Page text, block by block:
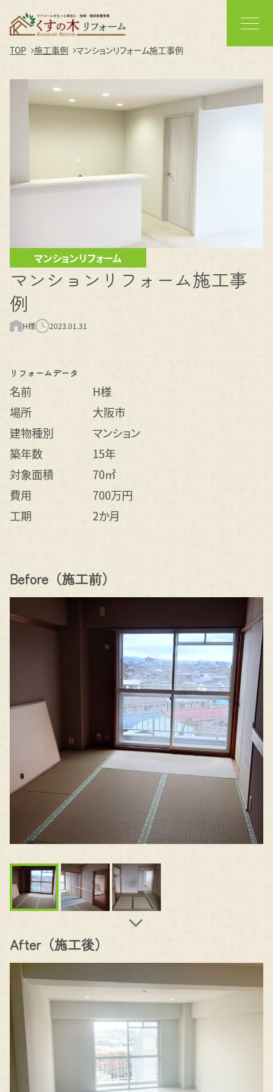
TOP 施工事例 マンションリフォーム施工事例
マンションリフォーム
マンションリフォーム施工事
例
H様 2023.01.31
リフォームデータ
名前
H様
場所
大阪市
建物種別
マンション
築年数
15年
対象面積
70㎡
費用
700万円
工期
2か月
Before（施工前）
After（施工後）